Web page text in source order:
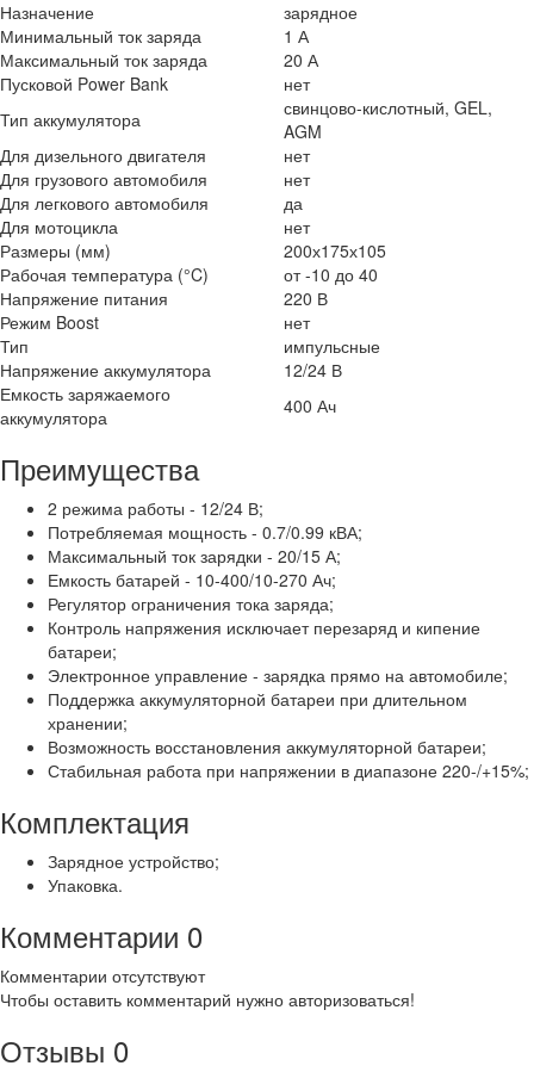
Назначение
зарядное
Минимальный ток заряда
1 А
Максимальный ток заряда
20 А
Пусковой Power Bank
нет
Тип аккумулятора
свинцово-кислотный, GEL,
AGM
Для дизельного двигателя
нет
Для грузового автомобиля
нет
Для легкового автомобиля
да
Для мотоцикла
нет
Размеры (мм)
200х175х105
Рабочая температура (°C)
от -10 до 40
Напряжение питания
220 В
Режим Boost
нет
Тип
импульсные
Напряжение аккумулятора
12/24 В
Емкость заряжаемого
аккумулятора
400 Ач
Преимущества
2 режима работы - 12/24 В;
Потребляемая мощность - 0.7/0.99 кВА;
Максимальный ток зарядки - 20/15 А;
Емкость батарей - 10-400/10-270 Ач;
Регулятор ограничения тока заряда;
Контроль напряжения исключает перезаряд и кипение
батареи;
Электронное управление - зарядка прямо на автомобиле;
Поддержка аккумуляторной батареи при длительном
хранении;
Возможность восстановления аккумуляторной батареи;
Стабильная работа при напряжении в диапазоне 220-/+15%;
Комплектация
Зарядное устройство;
Упаковка.
Комментарии 0
Комментарии отсутствуют
Чтобы оставить комментарий нужно авторизоваться!
Отзывы 0